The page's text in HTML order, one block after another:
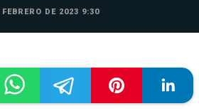
FEBRERO DE 2023 9:30